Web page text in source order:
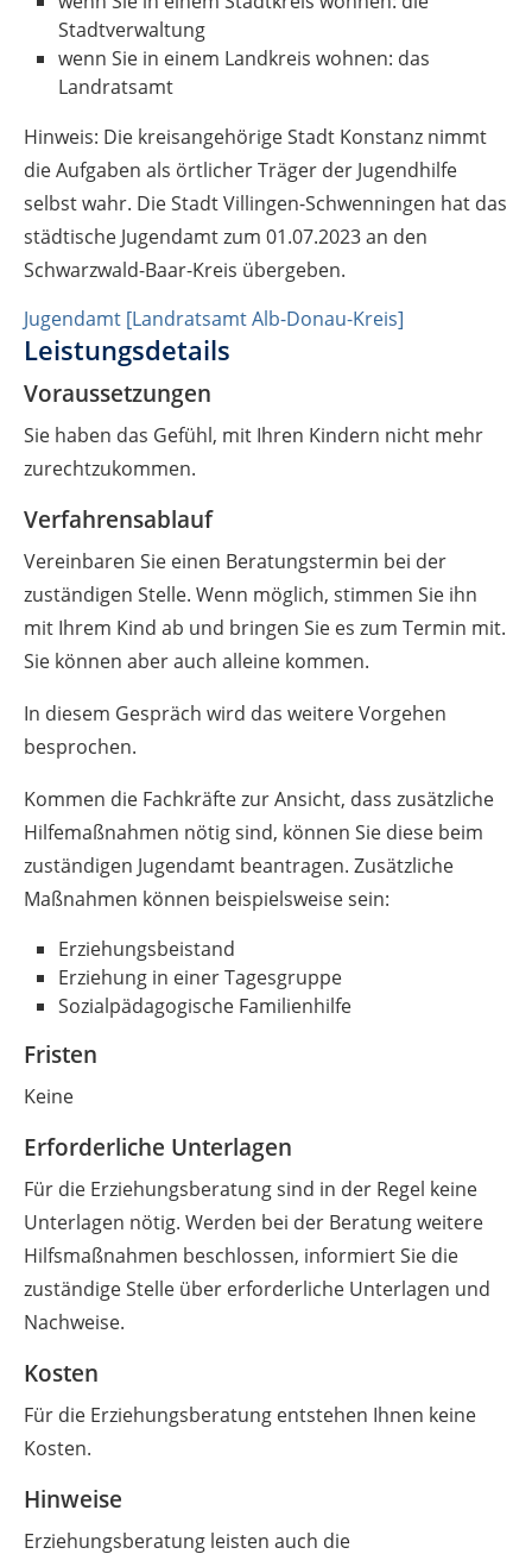
Stadtverwaltung
wenn Sie in einem Landkreis wohnen: das
Landratsamt
Hinweis: Die kreisangehörige Stadt Konstanz nimmt
die Aufgaben als örtlicher Träger der Jugendhilfe
selbst wahr. Die Stadt Villingen-Schwenningen hat das
städtische Jugendamt zum 01.07.2023 an den
Schwarzwald-Baar-Kreis übergeben.
Jugendamt [Landratsamt Alb-Donau-Kreis]
Leistungsdetails
Voraussetzungen
Sie haben das Gefühl, mit Ihren Kindern nicht mehr
zurechtzukommen.
Verfahrensablauf
Vereinbaren Sie einen Beratungstermin bei der
zuständigen Stelle. Wenn möglich, stimmen Sie ihn
mit Ihrem Kind ab und bringen Sie es zum Termin mit.
Sie können aber auch alleine kommen.
In diesem Gespräch wird das weitere Vorgehen
besprochen.
Kommen die Fachkräfte zur Ansicht, dass zusätzliche
Hilfemaßnahmen nötig sind, können Sie diese beim
zuständigen Jugendamt beantragen. Zusätzliche
Maßnahmen können beispielsweise sein:
Erziehungsbeistand
Erziehung in einer Tagesgruppe
Sozialpädagogische Familienhilfe
Fristen
Keine
Erforderliche Unterlagen
Für die Erziehungsberatung sind in der Regel keine
Unterlagen nötig. Werden bei der Beratung weitere
Hilfsmaßnahmen beschlossen, informiert Sie die
zuständige Stelle über erforderliche Unterlagen und
Nachweise.
Kosten
Für die Erziehungsberatung entstehen Ihnen keine
Kosten.
Hinweise
Erziehungsberatung leisten auch die